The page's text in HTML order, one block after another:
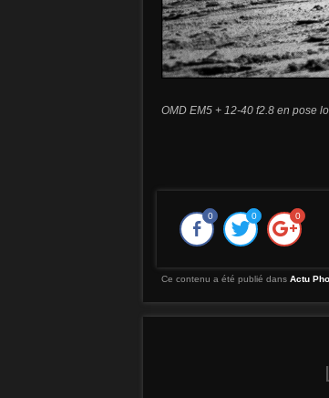
OMD EM5 + 12-40 f2.8 en pose
0 0 0
Ce contenu a été publié dans Actu